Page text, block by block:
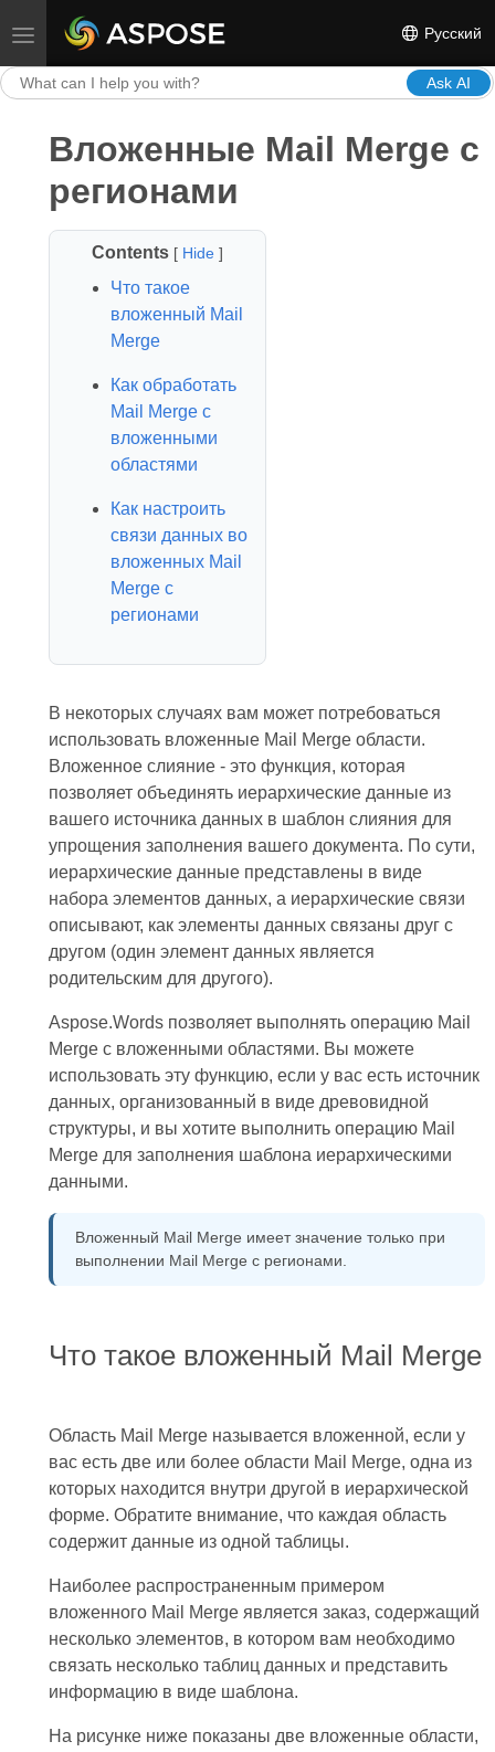
Toggle navigation Русский
Ask AI
Вложенные Mail Merge с
регионами
Contents [ Hide]
Что такое
вложенный Mail
Merge
Как обработать
Mail Merge с
вложенными
областями
Как настроить
связи данных во
вложенных Mail
Merge с
регионами
В некоторых случаях вам может потребоваться
использовать вложенные Mail Merge области.
Вложенное слияние - это функция, которая
позволяет объединять иерархические данные из
вашего источника данных в шаблон слияния для
упрощения заполнения вашего документа. По сути,
иерархические данные представлены в виде
набора элементов данных, а иерархические связи
описывают, как элементы данных связаны друг с
другом (один элемент данных является
родительским для другого).
Aspose.Words позволяет выполнять операцию Mail
Merge с вложенными областями. Вы можете
использовать эту функцию, если у вас есть источник
данных, организованный в виде древовидной
структуры, и вы хотите выполнить операцию Mail
Merge для заполнения шаблона иерархическими
данными.
Вложенный Mail Merge имеет значение только при
выполнении Mail Merge с регионами.
Что такое вложенный Mail Merge
Область Mail Merge называется вложенной, если у
вас есть две или более области Mail Merge, одна из
которых находится внутри другой в иерархической
форме. Обратите внимание, что каждая область
содержит данные из одной таблицы.
Наиболее распространенным примером
вложенного Mail Merge является заказ, содержащий
несколько элементов, в котором вам необходимо
связать несколько таблиц данных и представить
информацию в виде шаблона.
На рисунке ниже показаны две вложенные области,